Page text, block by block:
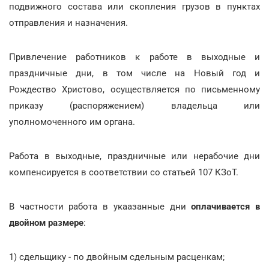
подвижного состава или скопления грузов в пунктах
отправления и назначения.
Привлечение работников к работе в выходные и
праздничные дни, в том числе на Новый год и
Рождество Христово, осуществляется по письменному
приказу (распоряжением) владельца или
уполномоченного им органа.
Работа в выходные, праздничные или нерабочие дни
компенсируется в соответствии со статьей 107 КЗоТ.
В частности работа в укаазанные дниоплачивается в
двойном размере:
1) сдельщику - по двойным сдельным расценкам;